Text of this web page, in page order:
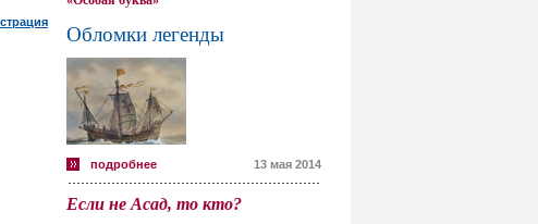
Обломки легенды
подробнее 13 мая 2014
Если не Асад, то кто?